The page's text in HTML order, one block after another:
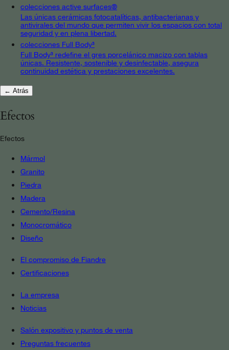
colecciones active surfaces®
Las únicas cerámicas fotocatalíticas, antibacterianas y
antivirales del mundo que permiten vivir los espacios con total
seguridad y en plena libertad.
colecciones Full Body³
Full Body³ redefine el gres porcelánico macizo con tablas
únicas. Resistente, sostenible y desinfectable, asegura
continuidad estética y prestaciones excelentes.
← Atrás
Efectos
Efectos
Mármol
Granito
Piedra
Madera
Cemento/Resina
Monocromático
Diseño
El compromiso de Fiandre
Certificaciones
La empresa
Noticias
Salón expositivo y puntos de venta
Preguntas frecuentes